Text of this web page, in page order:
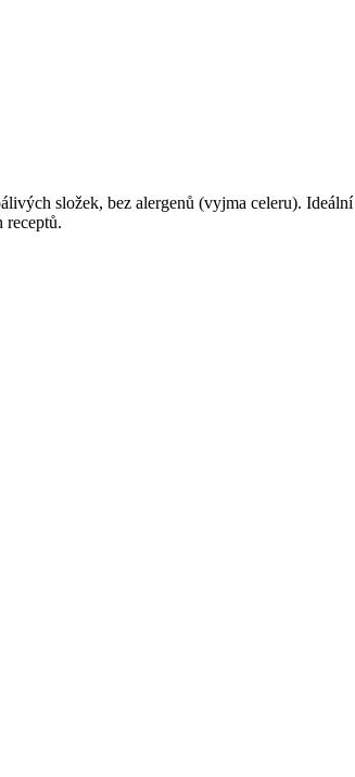
složek, bez alergenů (vyjma celeru).
receptů.